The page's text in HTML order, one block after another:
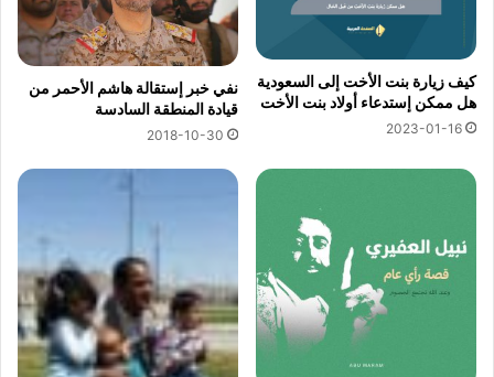
كيف زيارة بنت الأخت إلى السعودية
هل ممكن إستدعاء أولاد بنت الأخت
2023-01-16
نفي خبر إستقالة هاشم الأحمر من
قيادة المنطقة السادسة
2018-10-30